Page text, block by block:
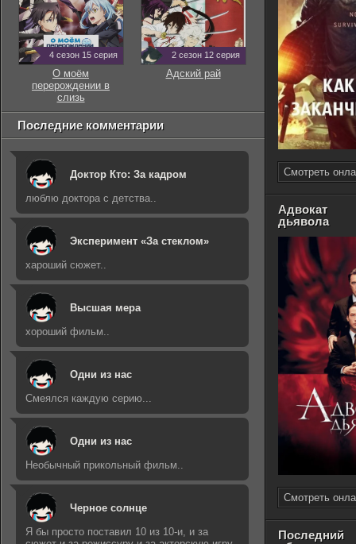
Смотреть
Адвокат
дьявола
Смотреть
Последний
4 сезон 15 серия
О моём
перерождении в
слизь
2 сезон 12 серия
Адский рай
Последние комментарии
Доктор Кто: За кадром
люблю доктора с детства..
Эксперимент «За стеклом»
хароший сюжет..
Высшая мера
хороший фильм..
Одни из нас
Смеялся каждую серию...
Одни из нас
Необычный прикольный фильм..
Черное солнце
Я бы просто поставил 10 из 10-и, и за